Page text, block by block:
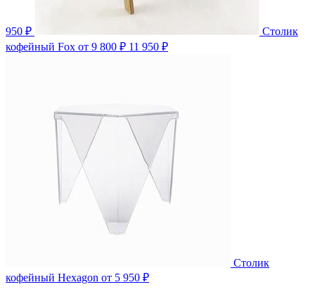
950 ₽
Столик
кофейный Fox от 9 800 ₽ 11 950 ₽
Столик
кофейный Hexagon от 5 950 ₽